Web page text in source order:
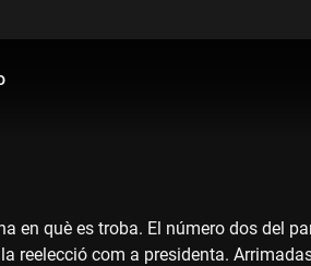
què es troba. El número dos del
reelecció com a presidenta.